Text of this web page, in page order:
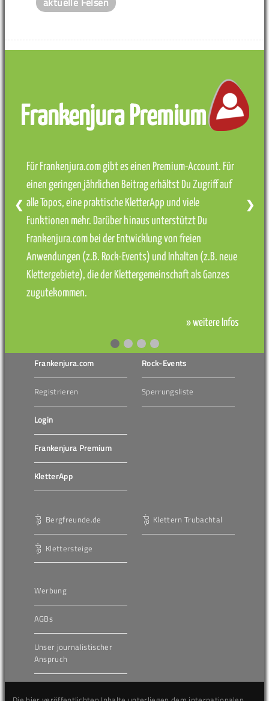
Frankenjura Premium
Für Frankenjura.com gibt es einen Premium-Account. Für
einen geringen jährlichen Beitrag erhältst Du Zugriff auf
alle Topos, eine praktische KletterApp und viele
Funktionen mehr. Darüber hinaus unterstützt Du
Frankenjura.com bei der Entwicklung von freien
Anwendungen (z.B. Rock-Events) und Inhalten (z.B. neue
Klettergebiete), die der Klettergemeinschaft als Ganzes
zugutekommen.
» weitere Infos
❮ ❯
Frankenjura.com
Registrieren
Login
Frankenjura Premium
KletterApp
Rock-Events
Sperrungsliste
Bergfreunde.de
Klettersteige
Klettern Trubachtal
Werbung
AGBs
Unser journalistischer
Anspruch